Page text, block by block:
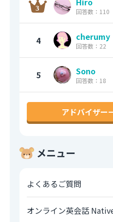
回答数：110
4 cherumy
回答数：22
5 Sono
回答数：18
アドバイザー
メニュー
よくあるご質問
オンライン英会話